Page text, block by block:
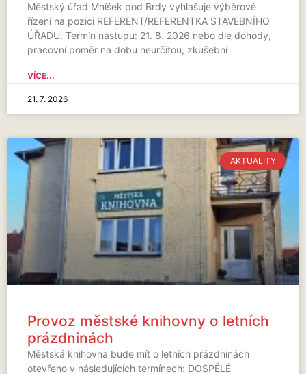
Městský úřad Mníšek pod Brdy vyhlašuje výběrové
řízení na pozici REFERENT/REFERENTKA STAVEBNÍHO
ÚŘADU. Termín nástupu: 21. 8. 2026 nebo dle dohody,
pracovní poměr na dobu neurčitou, zkušební
VÍCE...
21. 7. 2026
AKTUALITY
Provoz městské knihovny o letních
prázdninách
Městská knihovna bude mít o letních prázdninách
otevřeno v následujících termínech: DOSPĚLÉ